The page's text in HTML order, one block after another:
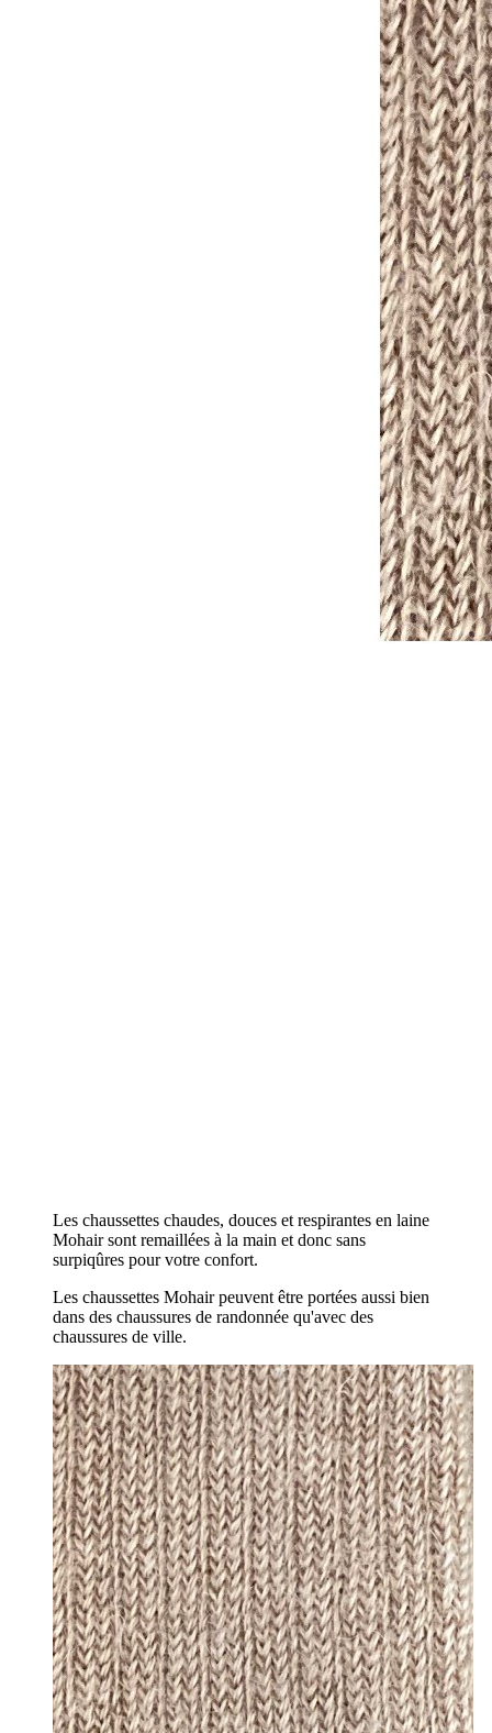
Les chaussettes chaudes, douces et respirantes en laine
Mohair sont remaillées à la main et donc sans
surpiqûres pour votre confort.
Les chaussettes Mohair peuvent être portées aussi bien
dans des chaussures de randonnée qu'avec des
chaussures de ville.